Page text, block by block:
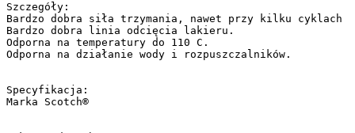
Szczegóły:
Bardzo dobra siła trzymania, nawet przy kilku cyklach
Bardzo dobra linia odcięcia lakieru.
Odporna na temperatury do 110 C.
Odporna na działanie wody i rozpuszczalników.
Specyfikacja:
Marka Scotch®